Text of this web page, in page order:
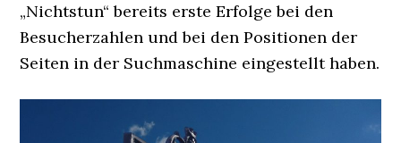
„Nichtstun“ bereits erste Erfolge bei den
Besucherzahlen und bei den Positionen der
Seiten in der Suchmaschine eingestellt haben.